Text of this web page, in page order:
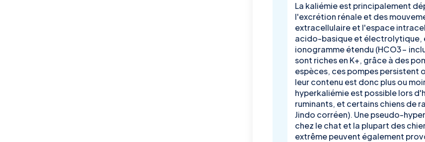
La kaliémie est principalement
l'excrétion rénale et des
extracellulaire et l'espace
acido-basique et électrolytique,
ionogramme étendu (HCO3-
sont riches en K+, grâce à des
espèces, ces pompes persistent
leur contenu est donc plus ou
hyperkaliémie est possible lors
ruminants, et certains chiens de
Jindo corréen). Une pseudo-
chez le chat et la plupart des
extrême peuvent également